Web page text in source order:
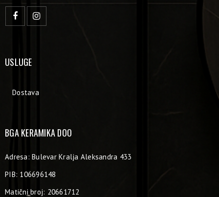
USLUGE
Dostava
BGA KERAMIKA DOO
Adresa: Bulevar Kralja Aleksandra 433
PIB: 106696148
Matični broj: 20661712